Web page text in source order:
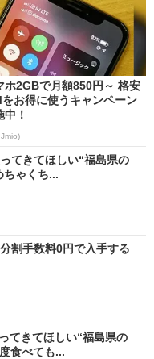
ホ2GBで月額850円～ 格安
をお得に使うキャンペーン
中！
てきてほしい“福島県の
ちゃくち...
割手数料0円で入手する
てきてほしい“福島県の
食べても...